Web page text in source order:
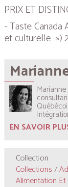
PRIX ET
- Taste Canada
et culturelle »)
EN SAVOIR
Collection
Collections/
Alimentation Et